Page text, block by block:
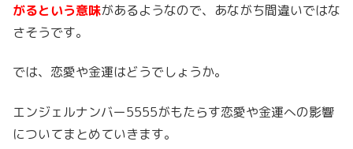
がるという意味があるようなので、あながち間違いではな
さそうです。
では、恋愛や金運はどうでしょうか。
エンジェルナンバー5555がもたらす恋愛や金運への影響
についてまとめていきます。